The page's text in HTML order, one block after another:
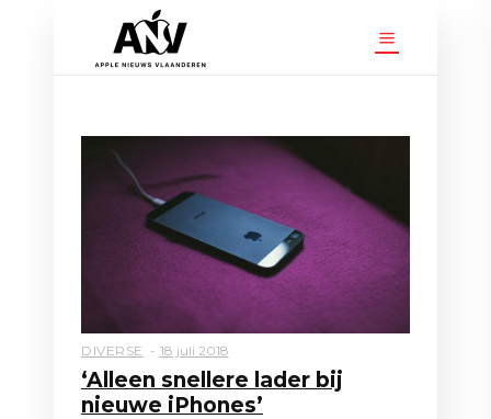
DIVERSE 18 juli 2018
‘Alleen snellere lader bij
nieuwe iPhones’